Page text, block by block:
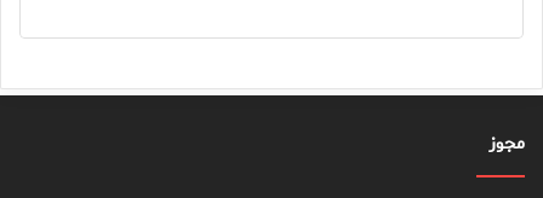
مجوز